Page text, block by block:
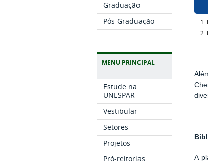
Graduação
Pós-Graduação
MENU PRINCIPAL
Estude na
UNESPAR
Vestibular
Setores
Projetos
Pró-reitorias
A